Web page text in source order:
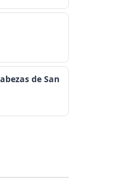
de San